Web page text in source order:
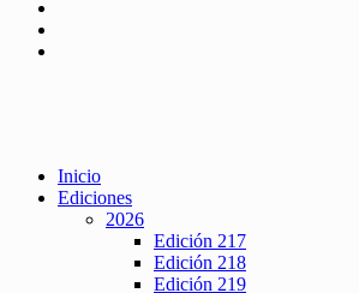
Inicio
Ediciones
2026
Edición 217
Edición 218
Edición 219